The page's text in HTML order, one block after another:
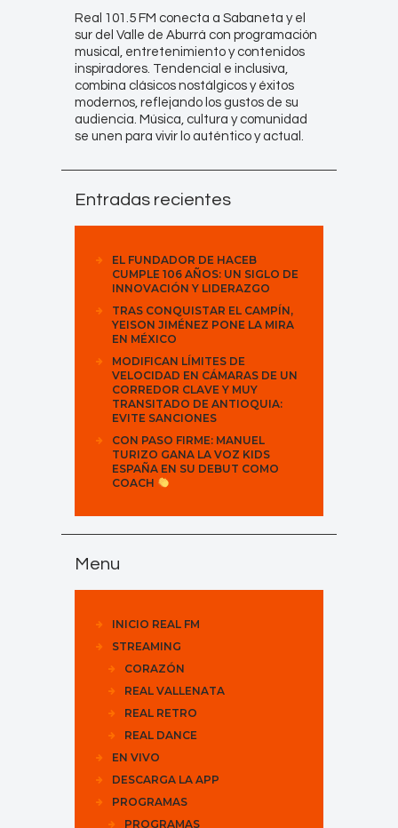
Real 101.5 FM conecta a Sabaneta y el
sur del Valle de Aburrá con programación
musical, entretenimiento y contenidos
inspiradores. Tendencial e inclusiva,
combina clásicos nostálgicos y éxitos
modernos, reflejando los gustos de su
audiencia. Música, cultura y comunidad
se unen para vivir lo auténtico y actual.
Entradas recientes
EL FUNDADOR DE HACEB
CUMPLE 106 AÑOS: UN SIGLO DE
INNOVACIÓN Y LIDERAZGO
TRAS CONQUISTAR EL CAMPÍN,
YEISON JIMÉNEZ PONE LA MIRA
EN MÉXICO
MODIFICAN LÍMITES DE
VELOCIDAD EN CÁMARAS DE UN
CORREDOR CLAVE Y MUY
TRANSITADO DE ANTIOQUIA:
EVITE SANCIONES
CON PASO FIRME: MANUEL
TURIZO GANA LA VOZ KIDS
ESPAÑA EN SU DEBUT COMO
COACH
Menu
INICIO REAL FM
STREAMING
CORAZÓN
REAL VALLENATA
REAL RETRO
REAL DANCE
EN VIVO
DESCARGA LA APP
PROGRAMAS
PROGRAMAS